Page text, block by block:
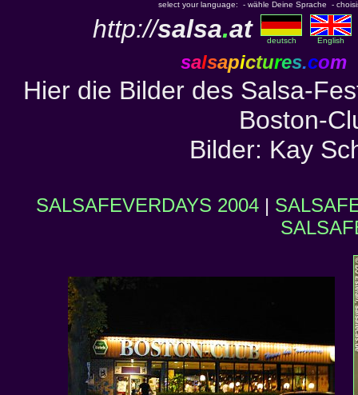
select your language: - wähle Deine Sprache -
http://salsa.at deutsch English
salsapictures.com
Hier die Bilder des Salsa-
Boston-
Bilder: Kay
SALSAFEVERDAYS 2004 |